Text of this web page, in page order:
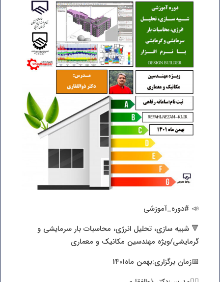
📣 #دوره_آموزشی
🔻 شبیه سازی، تحلیل انرژی، محاسبات بار سرمایشی و
گرمایشی/ویژه مهندسین مکانیک و معماری
📅زمان برگزاری:بهمن ماه1401